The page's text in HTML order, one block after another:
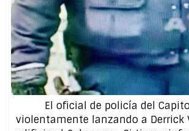
El oficial de policía del
violentamente lanzando a Derrick